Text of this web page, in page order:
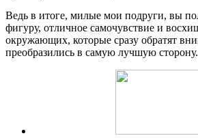
Ведь в итоге, милые мои подруги, вы
фигуру, отличное самочувствие и
окружающих, которые сразу обратят
преобразились в самую лучшую сторону.